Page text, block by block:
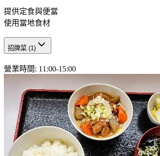
提供定食與便當
使用當地食材
招牌菜 (1)
營業時間: 11:00-15:00